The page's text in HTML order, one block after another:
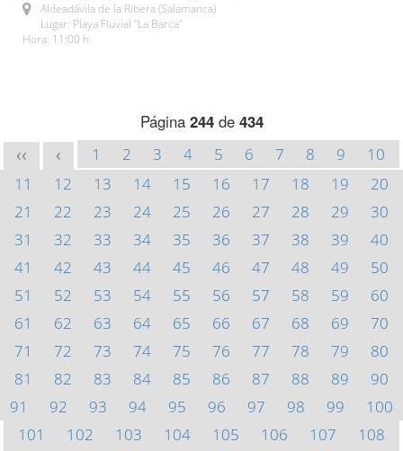
Aldeadávila de la Ribera (Salamanca)
Lugar: Playa Fluvial "La Barca"
Hora: 11:00 h.
Página 244de 434
<< < 1 2 3 4 5 6 7 8 9
10
11
12 13 14 15 16 17 18 19
20
21
22 23 24 25 26 27 28 29
30
31
32 33 34 35 36 37 38 39
40
41
42 43 44 45 46 47 48 49
50
51
52 53 54 55 56 57 58 59
60
61
62 63 64 65 66 67 68 69
70
71
72 73 74 75 76 77 78 79
80
81
82 83 84 85 86 87 88 89
90
91
92 93 94 95 96 97 98 99
100
101
102 103 104 105 106 107
108